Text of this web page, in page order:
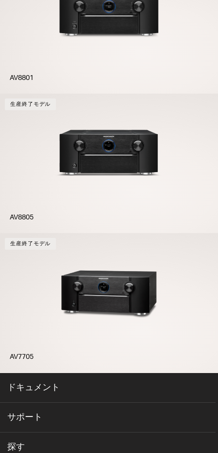
AV8801
生産終了モデル
AV8805
生産終了モデル
AV7705
ドキュメント
サポート
探す